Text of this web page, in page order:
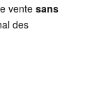
ventesans
des